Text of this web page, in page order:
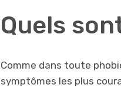
Quels
Comme dans toute
symptômes les plus